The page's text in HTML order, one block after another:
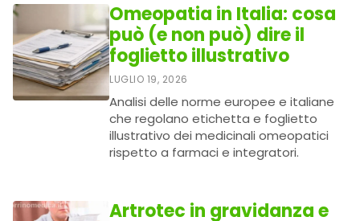
Omeopatia in Italia: cosa
può (e non può) dire il
foglietto illustrativo
LUGLIO 19, 2026
Analisi delle norme europee e italiane
che regolano etichetta e foglietto
illustrativo dei medicinali omeopatici
rispetto a farmaci e integratori.
Artrotec in gravidanza e